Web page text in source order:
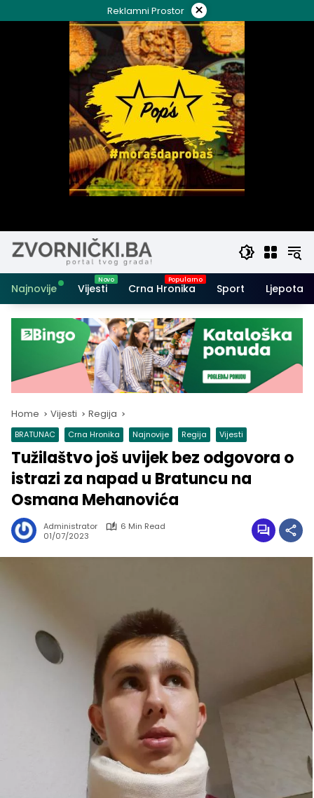
to
Reklamni Prostor ×
Najnovije Vijesti Crna Hronika Sport Ljepota i
Home Vijesti Regija
BRATUNAC Crna Hronika Najnovije Regija Vijesti
Tužilaštvo još uvijek bez odgovora o
istrazi za napad u Bratuncu na
Osmana Mehanovića
Administrator
6 Min Read
01/07/2023